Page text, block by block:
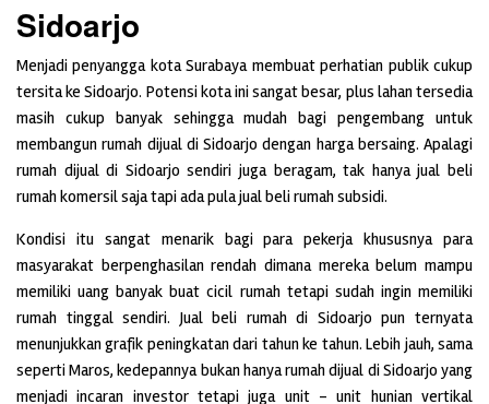
Sidoarjo
Menjadi penyangga kota Surabaya membuat perhatian publik cukup
tersita ke Sidoarjo. Potensi kota ini sangat besar, plus lahan tersedia
masih cukup banyak sehingga mudah bagi pengembang untuk
membangun rumah dijual di Sidoarjo dengan harga bersaing. Apalagi
rumah dijual di Sidoarjo sendiri juga beragam, tak hanya jual beli
rumah komersil saja tapi ada pula jual beli rumah subsidi.
Kondisi itu sangat menarik bagi para pekerja khususnya para
masyarakat berpenghasilan rendah dimana mereka belum mampu
memiliki uang banyak buat cicil rumah tetapi sudah ingin memiliki
rumah tinggal sendiri. Jual beli rumah di Sidoarjo pun ternyata
menunjukkan grafik peningkatan dari tahun ke tahun. Lebih jauh, sama
seperti Maros, kedepannya bukan hanya rumah dijual di Sidoarjo yang
menjadi incaran investor tetapi juga unit – unit hunian vertikal